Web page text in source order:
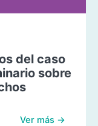
del caso
sobre
Ver más →